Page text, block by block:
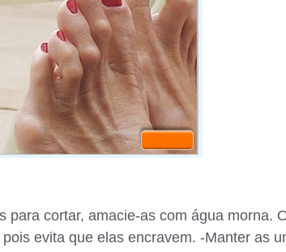
para cortar, amacie-as com água morna.
evita que elas encravem. -Manter as